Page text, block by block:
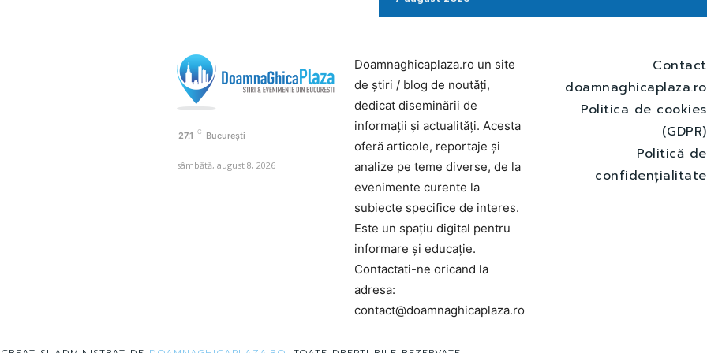
27.1 C București
sâmbătă, august 8, 2026
Doamnaghicaplaza.ro un site
de știri / blog de noutăți,
dedicat diseminării de
informații și actualități. Acesta
oferă articole, reportaje și
analize pe teme diverse, de la
evenimente curente la
subiecte specifice de interes.
Este un spațiu digital pentru
informare și educație.
Contactati-ne oricand la
adresa:
contact@doamnaghicaplaza.ro
Contact
doamnaghicaplaza.ro
Politica de cookies
(GDPR)
Politică de
confidențialitate